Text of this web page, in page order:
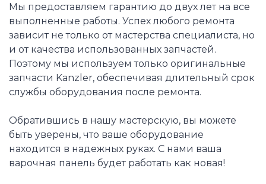
Мы предоставляем гарантию до двух лет на все
выполненные работы. Успех любого ремонта
зависит не только от мастерства специалиста, но
и от качества использованных запчастей.
Поэтому мы используем только оригинальные
запчасти Kanzler, обеспечивая длительный срок
службы оборудования после ремонта.
Обратившись в нашу мастерскую, вы можете
быть уверены, что ваше оборудование
находится в надежных руках. С нами ваша
варочная панель будет работать как новая!